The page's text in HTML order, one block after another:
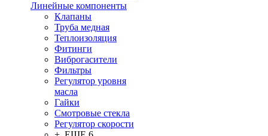
Линейные компоненты
Клапаны
Труба медная
Теплоизоляция
Фитинги
Виброгасители
Фильтры
Регулятор уровня
масла
Гайки
Смотровые стекла
Регулятор скорости